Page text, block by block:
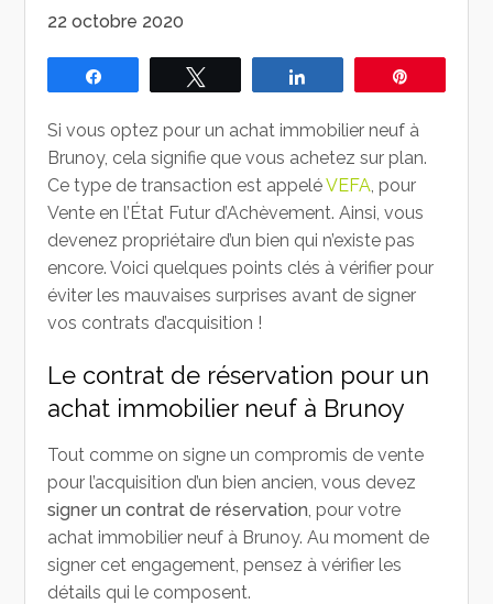
22 octobre 2020
Si vous optez pour un achat immobilier neuf à
Brunoy, cela signifie que vous achetez sur plan.
Ce type de transaction est appeléVEFA, pour
Vente en l’État Futur d’Achèvement. Ainsi, vous
devenez propriétaire d’un bien qui n’existe pas
encore. Voici quelques points clés à vérifier pour
éviter les mauvaises surprises avant de signer
vos contrats d’acquisition !
Le contrat de réservation pour un
achat immobilier neuf à Brunoy
Tout comme on signe un compromis de vente
pour l’acquisition d’un bien ancien, vous devez
signer un contrat de réservation, pour votre
achat immobilier neuf à Brunoy. Au moment de
signer cet engagement, pensez à vérifier les
détails qui le composent.